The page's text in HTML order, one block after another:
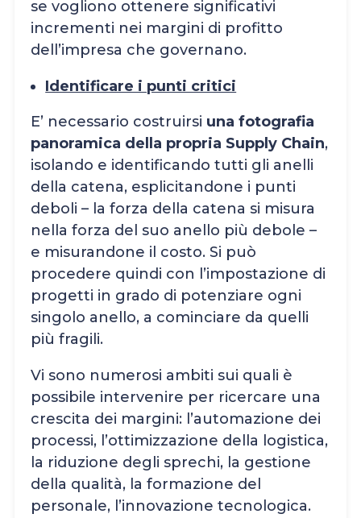
se vogliono ottenere significativi
incrementi nei margini di profitto
dell’impresa che governano.
Identificare i punti critici
E’ necessario costruirsi una fotografia
panoramica della propria Supply Chain,
isolando e identificando tutti gli anelli
della catena, esplicitandone i punti
deboli – la forza della catena si misura
nella forza del suo anello più debole –
e misurandone il costo. Si può
procedere quindi con l’impostazione di
progetti in grado di potenziare ogni
singolo anello, a cominciare da quelli
più fragili.
Vi sono numerosi ambiti sui quali è
possibile intervenire per ricercare una
crescita dei margini: l’automazione dei
processi, l’ottimizzazione della logistica,
la riduzione degli sprechi, la gestione
della qualità, la formazione del
personale, l’innovazione tecnologica.